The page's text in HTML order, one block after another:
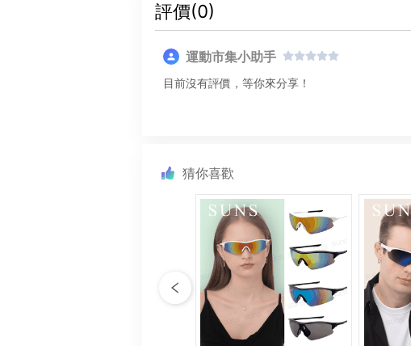
評價(0)
運動市集小助手
目前沒有評價，等你來分享！
猜你喜歡